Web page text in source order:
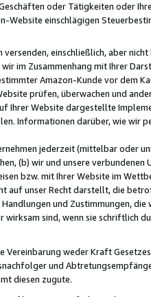
oder Tätigkeiten oder
Website einschlägigen
einschließlich, aber
im Zusammenhang mit Ihrer
Amazon-Kunde vor dem
prüfen, überwachen und
Ihrer Website dargestellte
Informationen darüber, wie wir
jederzeit (mittelbar oder
(b) wir und unsere
bzw. mit Ihrer Website im
auf unser Recht darstellt, die
und Zustimmungen,
sind, wenn sie schriftlich
weder Kraft
und
diesen zugute.